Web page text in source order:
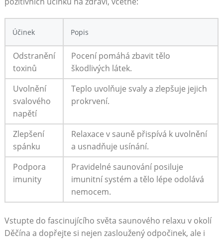
Účinek Popis
Odstranění
toxinů
Pocení ⁤pomáhá zbavit tělo
škodlivých látek.
Uvolnění
svalového
napětí
Teplo uvolňuje svaly a zlepšuje jejich⁣
prokrvení.
Zlepšení
⁣spánku
Relaxace v sauně ​přispívá k ⁢uvolnění
a usnadňuje usínání.
Podpora
imunity
Pravidelné ​saunování posiluje
imunitní⁣ systém a​ tělo lépe odolává
nemocem.
Vstupte do fascinujícího světa saunového relaxu v okolí
Děčína a⁤ dopřejte⁢ si nejen zasloužený odpočinek, ⁤ale i